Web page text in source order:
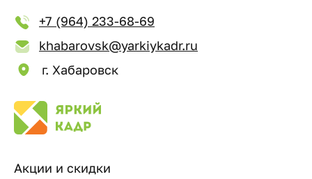
+7 (964) 233-68-69
khabarovsk@yarkiykadr.ru
г. Хабаровск
Акции и скидки